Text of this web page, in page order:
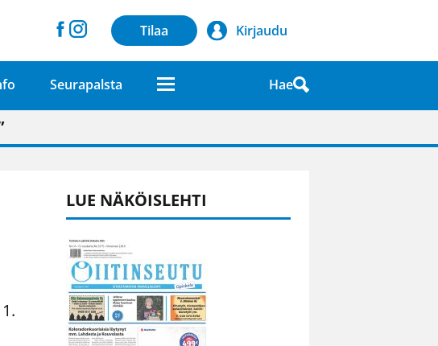
Tilaa Kirjaudu
Seurapalsta Hae
laatuna lehdessä
LUE NÄKÖISLEHTI